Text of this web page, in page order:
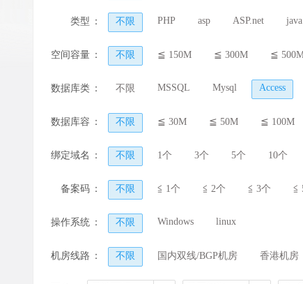
类型 ： 不限 PHP asp ASP.net java
空间容量 ： 不限 ≦ 150M ≦ 300M ≦
数据库类 ： 不限 MSSQL Mysql Access
数据库容 ： 不限 ≦ 30M ≦ 50M ≦ 100M
绑定域名 ： 不限 1个 3个 5个 10个
备案码 ： 不限 ≦ 1个 ≦ 2个 ≦ 3个 ≦
操作系统 ： 不限 Windows linux
机房线路 ： 不限 国内双线/BGP机房 香港机房